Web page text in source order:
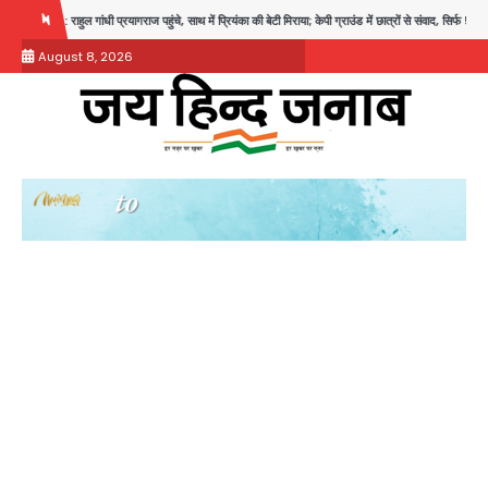
content
पहुंचे, साथ में प्रियंका की बेटी मिराया; केपी ग्राउंड में छात्रों से संवाद, सिर्फ 5 हजार मौजूद
August 8, 2026